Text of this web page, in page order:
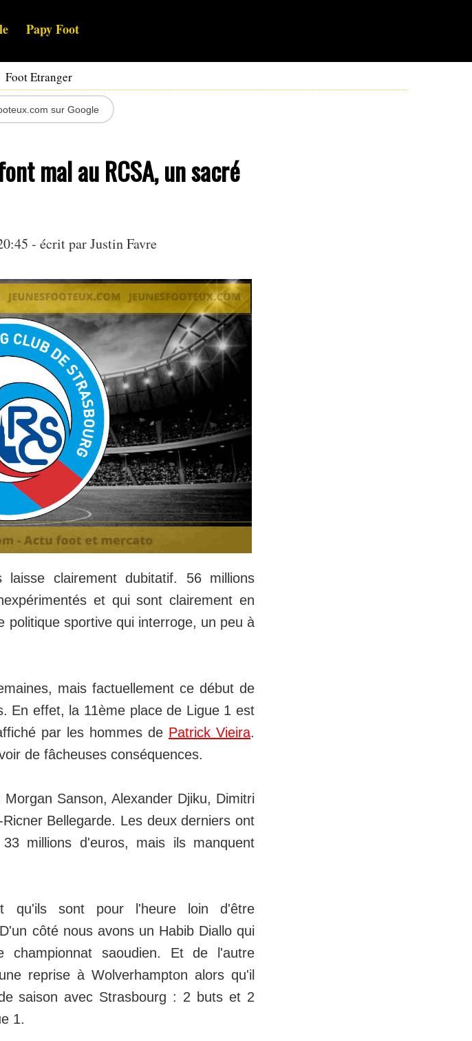
Papy Foot
Foot Etranger
sur Google
mal au RCSA, un sacré
- écrit parJustin Favre
clairement dubitatif. 56 millions
et qui sont clairement en
politique sportive qui interroge, un peu à
mais factuellement ce début de
En effet, la 11ème place de Ligue 1 est
par les hommes de Patrick Vieira.
de fâcheuses conséquences.
Sanson, Alexander Djiku, Dimitri
Bellegarde. Les deux derniers ont
millions d'euros, mais ils manquent
qu'ils sont pour l'heure loin d'être
côté nous avons un Habib Diallo qui
saoudien. Et de l'autre
reprise à Wolverhampton alors qu'il
saison avec Strasbourg : 2 buts et 2
1.